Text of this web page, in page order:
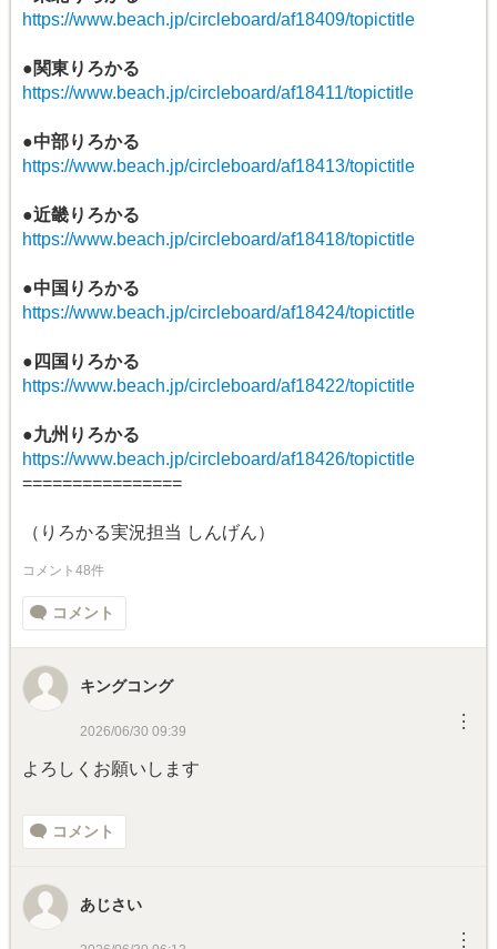
https://www.beach.jp/circleboard/af18409/topictitle
●関東りろかる
https://www.beach.jp/circleboard/af18411/topictitle
●中部りろかる
https://www.beach.jp/circleboard/af18413/topictitle
●近畿りろかる
https://www.beach.jp/circleboard/af18418/topictitle
●中国りろかる
https://www.beach.jp/circleboard/af18424/topictitle
●四国りろかる
https://www.beach.jp/circleboard/af18422/topictitle
●九州りろかる
https://www.beach.jp/circleboard/af18426/topictitle
================
（りろかる実況担当 しんげん）
コメント48件
コメント
キングコング
2026/06/30 09:39 ︙
よろしくお願いします
コメント
あじさい
︙